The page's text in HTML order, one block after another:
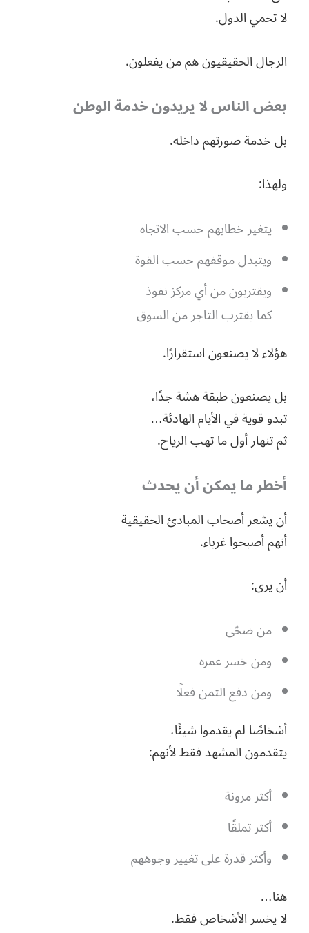
لا تحمي الدول.
الرجال الحقيقيون هم من يفعلون.
بعض الناس لا يريدون خدمة الوطن
بل خدمة صورتهم داخله.
ولهذا:
يتغير خطابهم حسب الاتجاه
ويتبدل موقفهم حسب القوة
ويقتربون من أي مركز نفوذ
كما يقترب التاجر من السوق
هؤلاء لا يصنعون استقرارًا.
بل يصنعون طبقة هشة جدًا،
تبدو قوية في الأيام الهادئة…
ثم تنهار أول ما تهب الرياح.
أخطر ما يمكن أن يحدث
أن يشعر أصحاب المبادئ الحقيقية
أنهم أصبحوا غرباء.
أن يرى:
من ضحّى
ومن خسر عمره
ومن دفع الثمن فعلًا
أشخاصًا لم يقدموا شيئًا،
يتقدمون المشهد فقط لأنهم:
أكثر مرونة
أكثر تملقًا
وأكثر قدرة على تغيير وجوههم
هنا…
لا يخسر الأشخاص فقط.